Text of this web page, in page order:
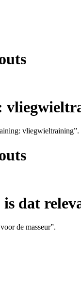
vliegwieltraining”.
dat
de masseur”.